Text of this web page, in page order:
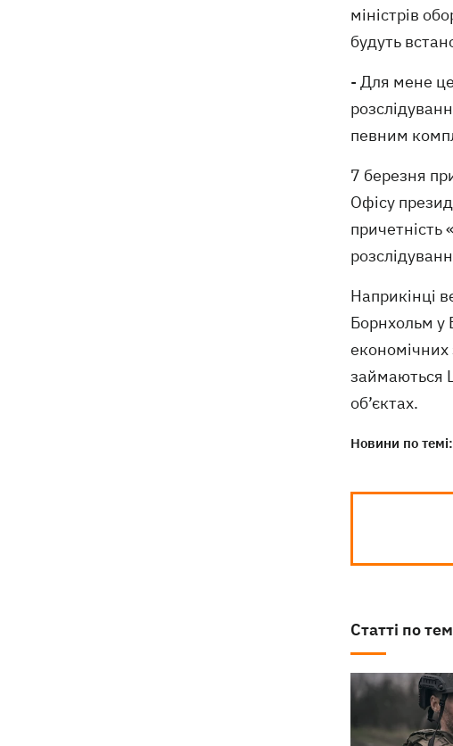
міністрів
будуть
- Для мене
певним
7 березня
Офісу
причетність
Наприкінці
Борнхольм у
економічних
займаються
об’єктах.
Новини по темі:
Статті по